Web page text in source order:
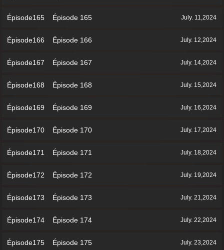
Épisode165 Épisode 165 July. 11,2024
Épisode166 Épisode 166 July. 12,2024
Épisode167 Épisode 167 July. 14,2024
Épisode168 Épisode 168 July. 15,2024
Épisode169 Épisode 169 July. 16,2024
Épisode170 Épisode 170 July. 17,2024
Épisode171 Épisode 171 July. 18,2024
Épisode172 Épisode 172 July. 19,2024
Épisode173 Épisode 173 July. 21,2024
Épisode174 Épisode 174 July. 22,2024
Épisode175 Épisode 175 July. 23,2024